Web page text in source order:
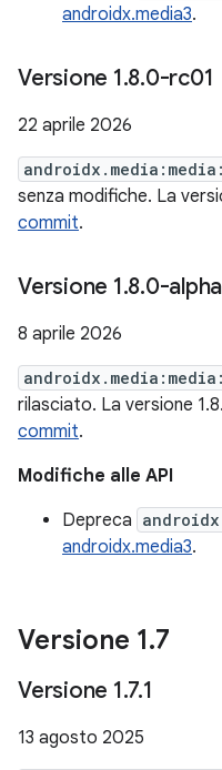
androidx.media3.
Versione 1.8.0-rc01
22 aprile 2026
senza modifiche. La
commit.
Versione 1.8.0-
8 aprile 2026
rilasciato. La versione
commit.
Modifiche alle API
Depreca
androidx.media3.
Versione 1.7
Versione 1.7.1
13 agosto 2025